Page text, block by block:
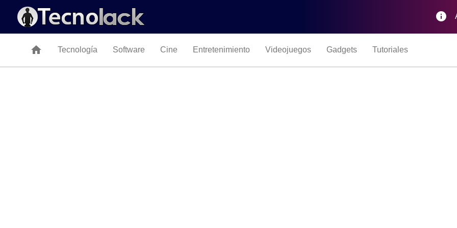
info
home Tecnología Software Cine Entretenimiento Videojuegos Gadgets Tutoriales